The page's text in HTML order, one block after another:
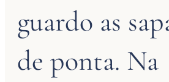
guardo as
de ponta. Na